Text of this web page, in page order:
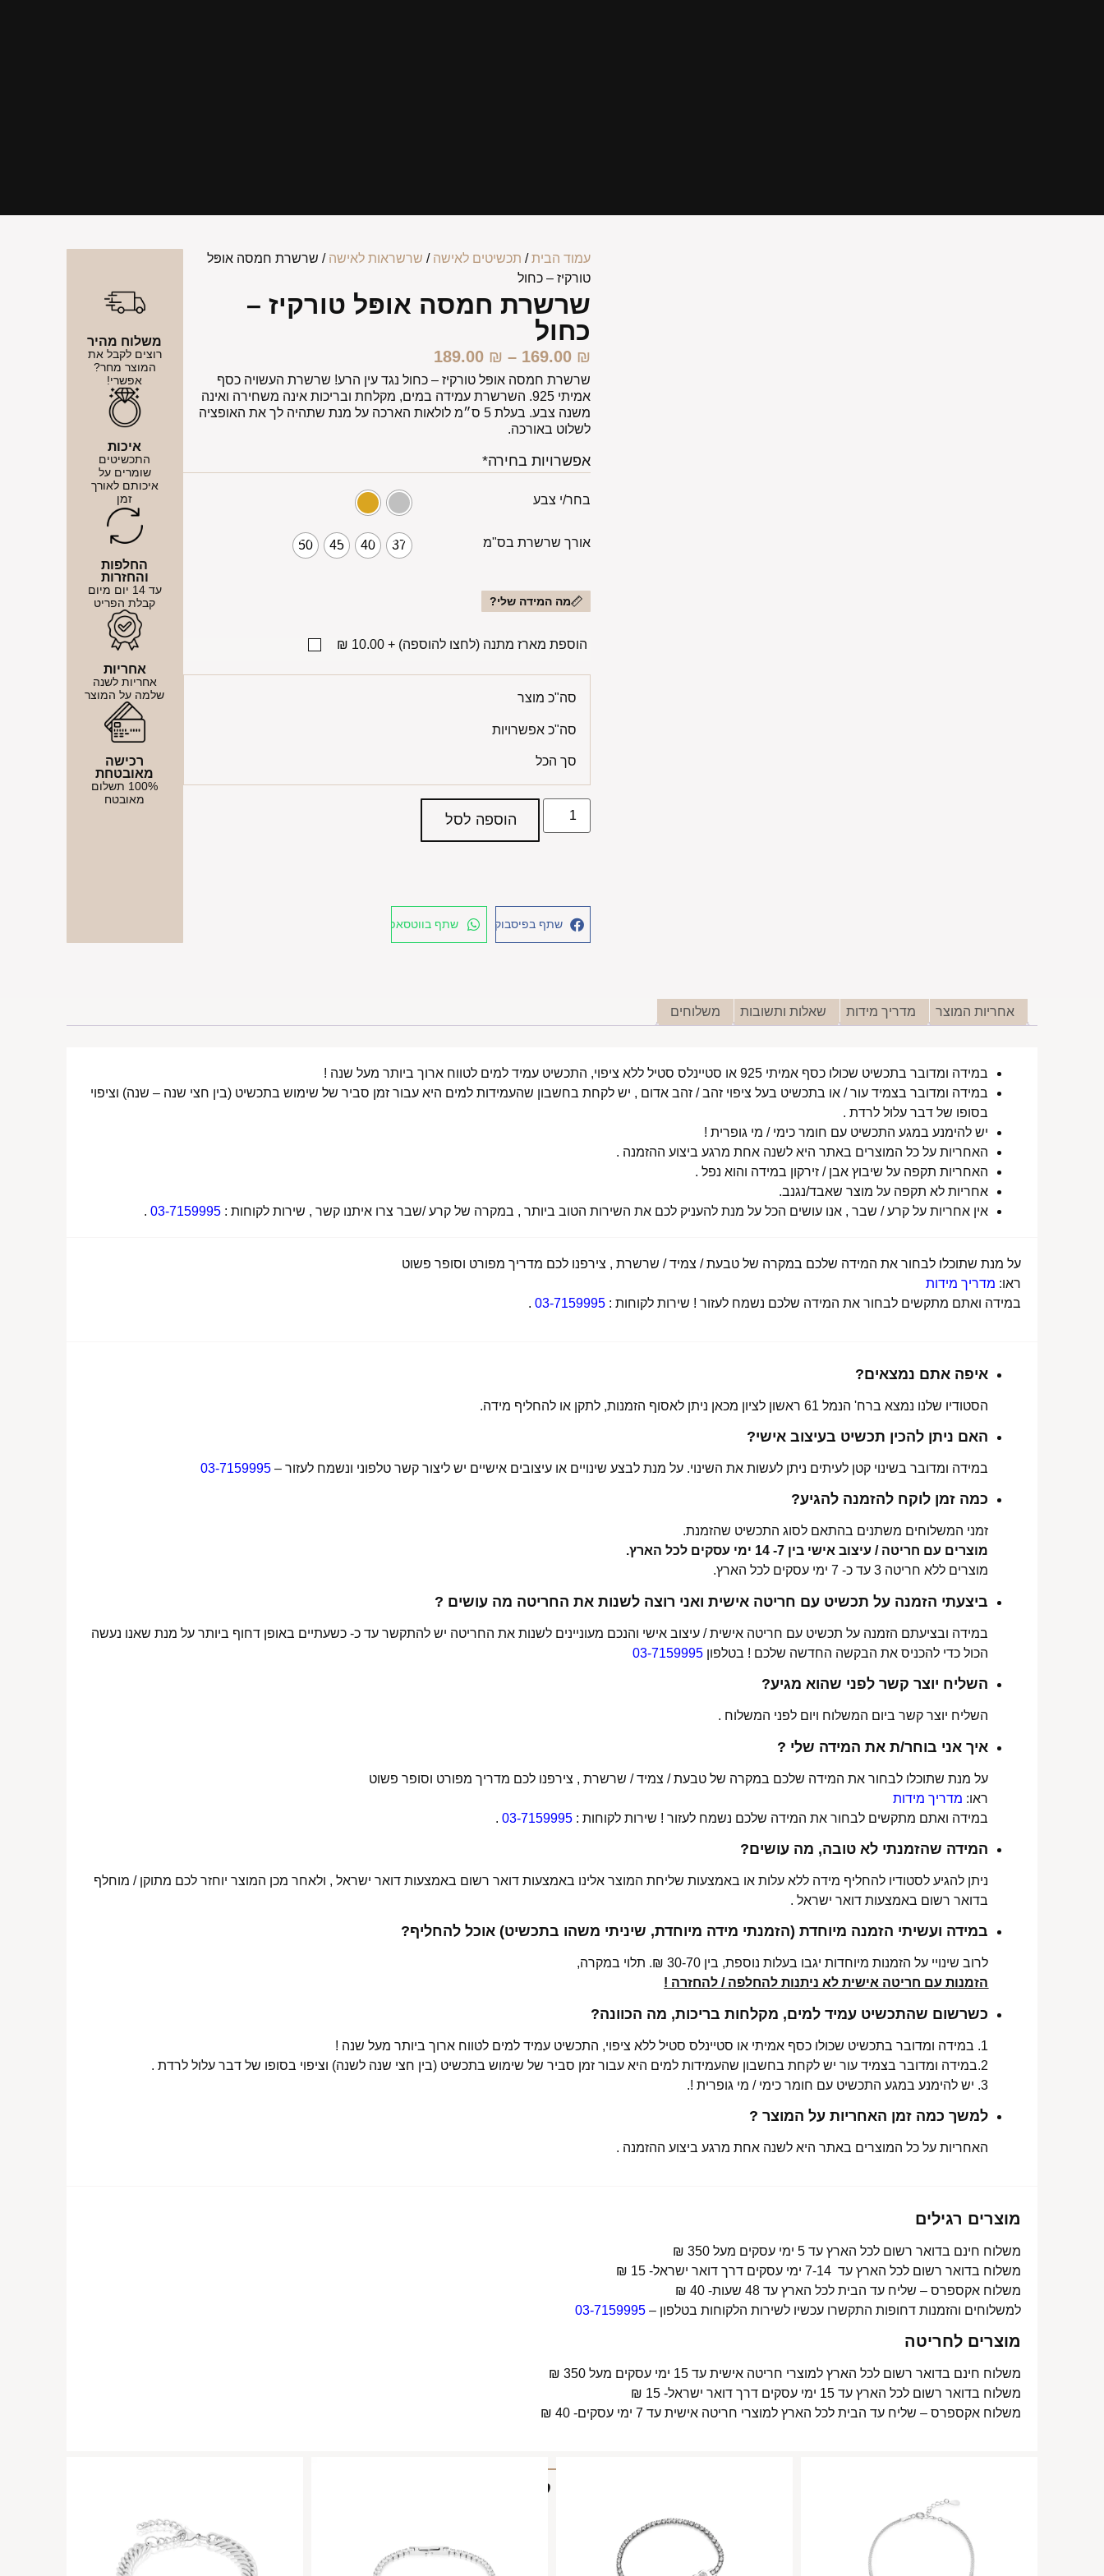
עמוד הבית/ תכשיטים לאישה / שרשראות לאישה / שרשרת חמסה אופּל
טורקיז – כחול
שרשרת חמסה אופּל טורקיז –
כחול
169.00 ₪
–
189.00 ₪
שרשרת חמסה אופּל טורקיז – כחול נגד עין הרע! שרשרת העשויה כסף
אמיתי 925. השרשרת עמידה במים, מקלחת ובריכות אינה משחירה ואינה
משנה צבע. בעלת 5 ס״מ לולאות הארכה על מנת שתהיה לך את האופציה
לשלוט באורכה.
אפשרויות בחירה*
בחר/י צבע
אורך שרשרת בס"מ 37
40
45
50
מה המידה שלי?
הוספת מארז מתנה (לחצו להוספה) +
10.00 ₪
סה"כ מוצר
סה"כ אפשרויות
סך הכל
הוספה לסל
שתף בפיסבוק שתף בווטסאפ
משלוח מהיר
רוצים לקבל את
המוצר מחר?
אפשרי!
איכות
התכשיטים
שומרים על
איכותם לאורך
זמן
החלפות
והחזרות
עד 14 יום מיום
קבלת הפריט
אחריות
אחריות לשנה
שלמה על המוצר
רכישה
מאובטחת
100% תשלום
מאובטח
אחריות המוצר מדריך מידות שאלות ותשובות משלוחים
במידה ומדובר בתכשיט שכולו כסף אמיתי 925 או סטיינלס סטיל ללא ציפוי, התכשיט עמיד למים לטווח ארוך ביותר מעל שנה !
במידה ומדובר בצמיד עור / או בתכשיט בעל ציפוי זהב / זהב אדום , יש לקחת בחשבון שהעמידות למים היא עבור זמן סביר של שימוש בתכשיט (בין חצי שנה – שנה) וציפוי
בסופו של דבר עלול לרדת .
יש להימנע במגע התכשיט עם חומר כימי / מי גופרית !
האחריות על כל המוצרים באתר היא לשנה אחת מרגע ביצוע ההזמנה .
האחריות תקפה על שיבוץ אבן / זירקון במידה והוא נפל .
אחריות לא תקפה על מוצר שאבד/נגנב.
אין אחריות על קרע / שבר , אנו עושים הכל על מנת להעניק לכם את השירות הטוב ביותר , במקרה של קרע /שבר צרו איתנו קשר , שירות לקוחות : 03-7159995
.
על מנת שתוכלו לבחור את המידה שלכם במקרה של טבעת / צמיד / שרשרת , צירפנו לכם מדריך מפורט וסופר פשוט
ראו: מדריך מידות
במידה ואתם מתקשים לבחור את המידה שלכם נשמח לעזור ! שירות לקוחות : 03-7159995
.
איפה אתם נמצאים?
הסטודיו שלנו נמצא ברח' הנמל 61 ראשון לציון מכאן ניתן לאסוף הזמנות, לתקן או להחליף מידה.
האם ניתן להכין תכשיט בעיצוב אישי?
במידה ומדובר בשינוי קטן לעיתים ניתן לעשות את השינוי. על מנת לבצע שינויים או עיצובים אישיים יש ליצור קשר טלפוני ונשמח לעזור – 03-7159995
כמה זמן לוקח להזמנה להגיע?
זמני המשלוחים משתנים בהתאם לסוג התכשיט שהזמנת.
מוצרים עם חריטה / עיצוב אישי בין 7- 14 ימי עסקים לכל הארץ.
מוצרים ללא חריטה 3 עד כ- 7 ימי עסקים לכל הארץ.
ביצעתי הזמנה על תכשיט עם חריטה אישית ואני רוצה לשנות את החריטה מה עושים ?
במידה ובציעתם הזמנה על תכשיט עם חריטה אישית / עיצוב אישי והנכם מעוניינים לשנות את החריטה יש להתקשר עד כ- כשעתיים באופן דחוף ביותר על מנת שאנו נעשה
הכול כדי להכניס את הבקשה החדשה שלכם ! בטלפון 03-7159995
השליח יוצר קשר לפני שהוא מגיע?
השליח יוצר קשר ביום המשלוח ויום לפני המשלוח .
איך אני בוחר/ת את המידה שלי ?
על מנת שתוכלו לבחור את המידה שלכם במקרה של טבעת / צמיד / שרשרת , צירפנו לכם מדריך מפורט וסופר פשוט
ראו: מדריך מידות
במידה ואתם מתקשים לבחור את המידה שלכם נשמח לעזור ! שירות לקוחות : 03-7159995
.
המידה שהזמנתי לא טובה, מה עושים?
ניתן להגיע לסטודיו להחליף מידה ללא עלות או באמצעות שליחת המוצר אלינו באמצעות דואר רשום באמצעות דואר ישראל , ולאחר מכן המוצר יוחזר לכם מתוקן / מוחלף
בדואר רשום באמצעות דואר ישראל .
במידה ועשיתי הזמנה מיוחדת (הזמנתי מידה מיוחדת, שיניתי משהו בתכשיט) אוכל להחליף?
לרוב שינויי על הזמנות מיוחדות יגבו בעלות נוספת, בין 30-70 ₪. תלוי במקרה,
הזמנות עם חריטה אישית לא ניתנות להחלפה / להחזרה !
כשרשום שהתכשיט עמיד למים, מקלחות בריכות, מה הכוונה?
1. במידה ומדובר בתכשיט שכולו כסף אמיתי או סטיינלס סטיל ללא ציפוי, התכשיט עמיד למים לטווח ארוך ביותר מעל שנה !
2.במידה ומדובר בצמיד עור יש לקחת בחשבון שהעמידות למים היא עבור זמן סביר של שימוש בתכשיט (בין חצי שנה לשנה) וציפוי בסופו של דבר עלול לרדת .
3. יש להימנע במגע התכשיט עם חומר כימי / מי גופרית !.
למשך כמה זמן האחריות על המוצר ?
האחריות על כל המוצרים באתר היא לשנה אחת מרגע ביצוע ההזמנה .
מוצרים רגילים
משלוח חינם בדואר רשום לכל הארץ עד 5 ימי עסקים מעל 350 ₪
משלוח בדואר רשום לכל הארץ עד 7-14 ימי עסקים דרך דואר ישראל- 15 ₪
משלוח אקספרס – שליח עד הבית לכל הארץ עד 48 שעות- 40 ₪
למשלוחים והזמנות דחופות התקשרו עכשיו לשירות הלקוחות בטלפון – 03-7159995
מוצרים לחריטה
משלוח חינם בדואר רשום לכל הארץ למוצרי חריטה אישית עד 15 ימי עסקים מעל 350 ₪
משלוח בדואר רשום לכל הארץ עד 15 ימי עסקים דרך דואר ישראל- 15 ₪
משלוח אקספרס – שליח עד הבית לכל הארץ למוצרי חריטה אישית עד 7 ימי עסקים- 40 ₪
מוצרים קשורים